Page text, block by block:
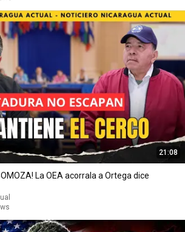
21:08
La OEA acorrala a Ortega dice